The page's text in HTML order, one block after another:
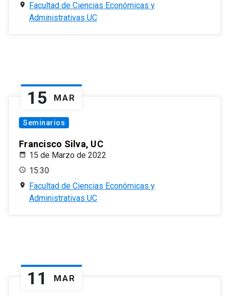
Facultad de Ciencias Económicas y
Administrativas UC
15 MAR
Seminarios
Francisco Silva, UC
15 de Marzo de 2022
15:30
Facultad de Ciencias Económicas y
Administrativas UC
11 MAR